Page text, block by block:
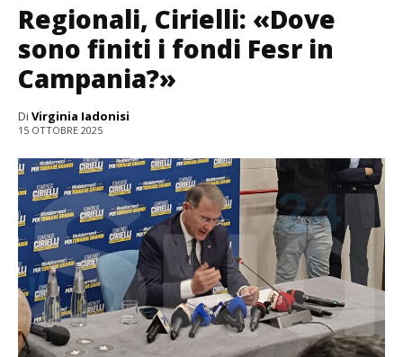
Regionali, Cirielli: «Dove
sono finiti i fondi Fesr in
Campania?»
Di Virginia Iadonisi
15 OTTOBRE 2025